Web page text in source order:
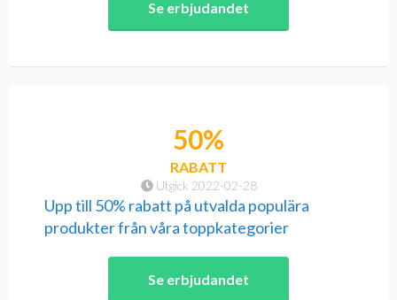
Se erbjudandet
Utgick 2022-02-28
50%
RABATT
Upp till 50% rabatt på utvalda populära
produkter från våra toppkategorier
Se erbjudandet